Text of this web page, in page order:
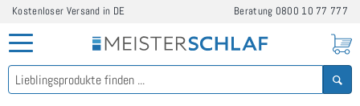
Kostenloser Versand in DE Beratung 0800 10 77 777